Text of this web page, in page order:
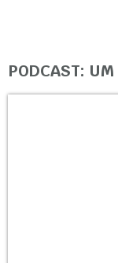
PODCAST: UM